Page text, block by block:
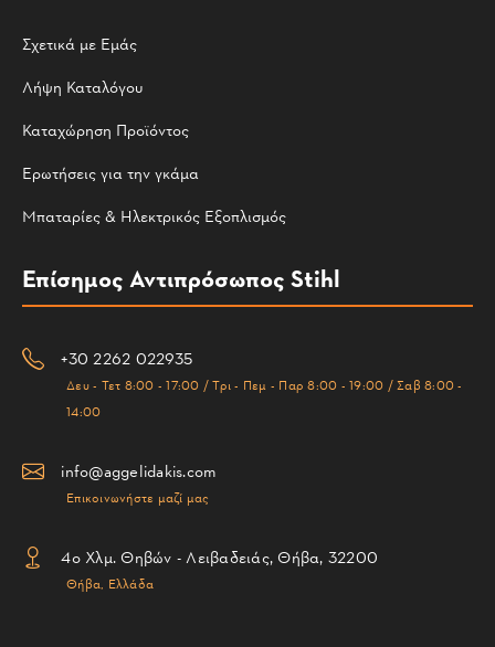
Σχετικά με Εμάς
Λήψη Καταλόγου
Καταχώρηση Προϊόντος
Ερωτήσεις για την γκάμα
Μπαταρίες & Ηλεκτρικός Εξοπλισμός
Επίσημος Αντιπρόσωπος Stihl
+30 2262 022935
Δευ - Τετ 8:00 - 17:00 / Τρι - Πεμ - Παρ 8:00 - 19:00 / Σαβ 8:00 -
14:00
info@aggelidakis.com
Επικοινωνήστε μαζί μας
4ο Χλμ. Θηβών - Λειβαδειάς, Θήβα, 32200
Θήβα, Ελλάδα